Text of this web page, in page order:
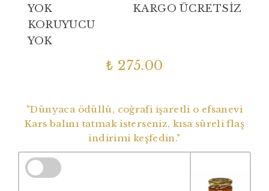
YOK
KORUYUCU
YOK
KARGO ÜCRETSİZ
₺ 275.00
"Dünyaca ödüllü, coğrafi işaretli o efsanevi
Kars balını tatmak isterseniz, kısa süreli flaş
indirimi keşfedin."